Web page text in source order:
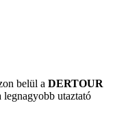
és alkoholmentes
víz térítés
szolgáltatásai
eltérhetnek.
belül a DERTOUR
utaztató